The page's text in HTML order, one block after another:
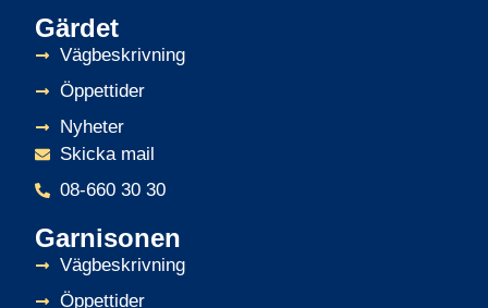
Gärdet
Vägbeskrivning
Öppettider
Nyheter
Skicka mail
08-660 30 30
Garnisonen
Vägbeskrivning
Öppettider